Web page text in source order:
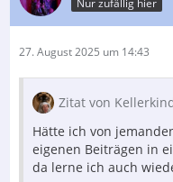
Nur zufällig hier
27. August 2025 um 14:43
Zitat von
Hätte ich von
eigenen Beiträgen in
da lerne ich auch